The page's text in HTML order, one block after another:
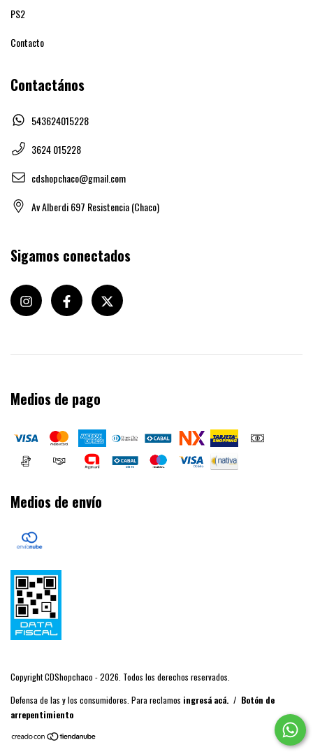
PS2
Contacto
Contactános
543624015228
3624 015228
cdshopchaco@gmail.com
Av Alberdi 697 Resistencia (Chaco)
Sigamos conectados
Medios de pago
Medios de envío
Copyright CDShopchaco - 2026. Todos los derechos reservados.
Defensa de las y los consumidores. Para reclamos ingresá acá. / Botón de
arrepentimiento